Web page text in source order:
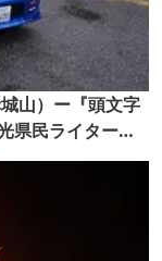
山）ー『頭文字
県民ライター